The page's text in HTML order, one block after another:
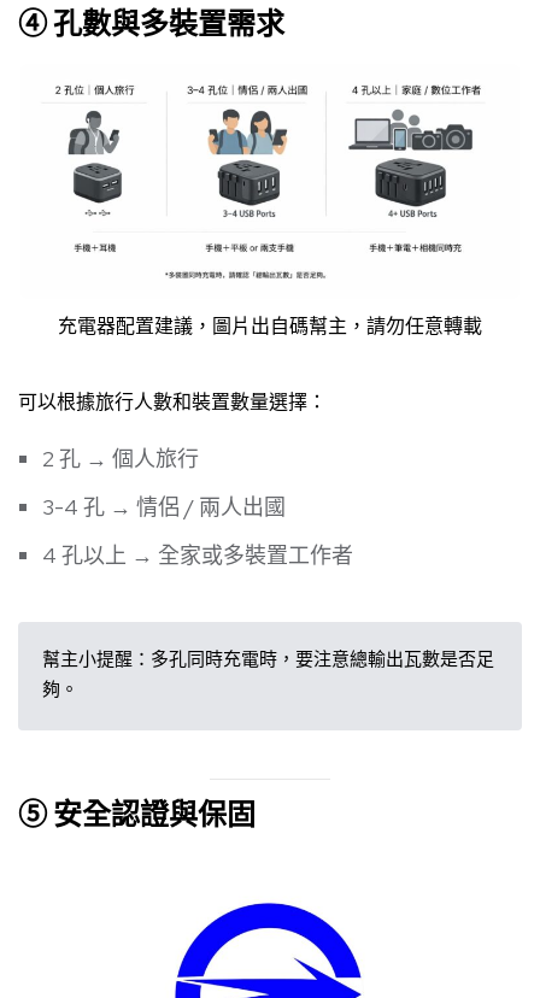
④ 孔數與多裝置需求
充電器配置建議，圖片出自碼幫主，請勿任意轉載
可以根據旅行人數和裝置數量選擇：
2 孔 → 個人旅行
3-4 孔 → 情侶 / 兩人出國
4 孔以上 → 全家或多裝置工作者
幫主小提醒：多孔同時充電時，要注意總輸出瓦數是否足
夠。
⑤ 安全認證與保固